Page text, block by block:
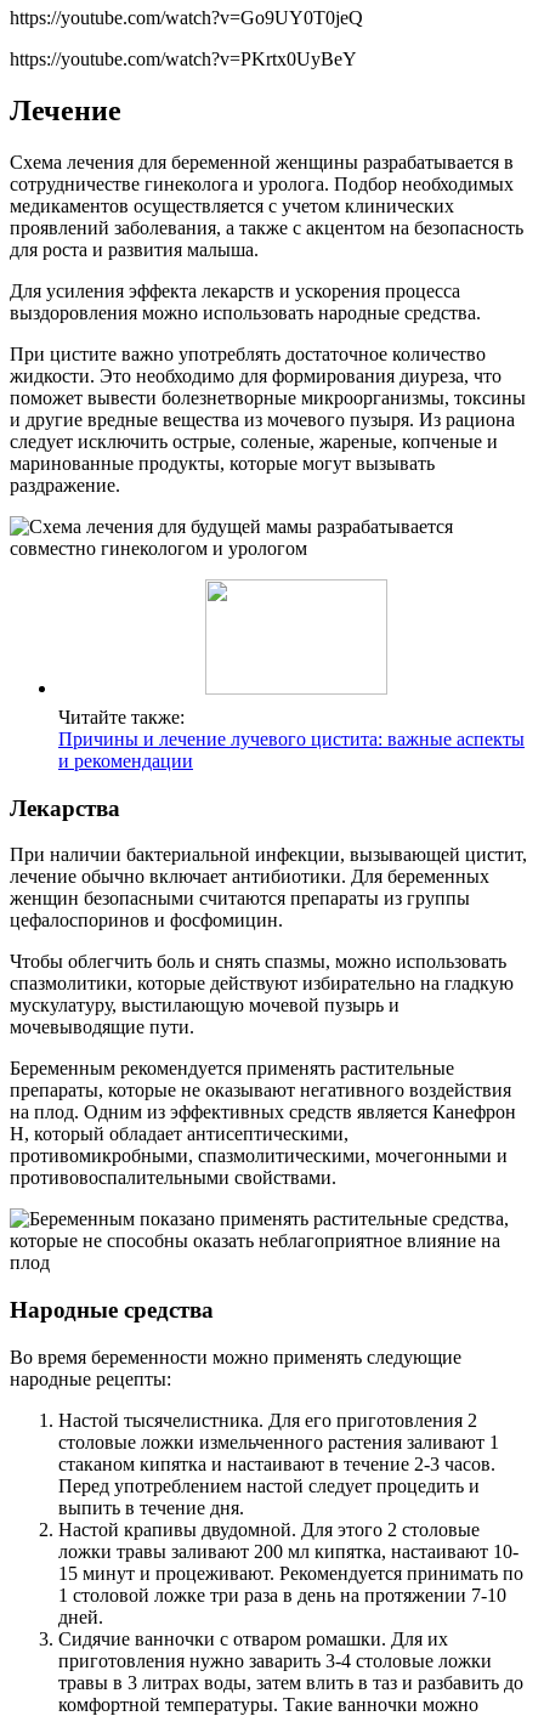
https://youtube.com/watch?v=Go9UY0T0jeQ
https://youtube.com/watch?v=PKrtx0UyBeY
Лечение
Схема лечения для беременной женщины разрабатывается в
сотрудничестве гинеколога и уролога. Подбор необходимых
медикаментов осуществляется с учетом клинических
проявлений заболевания, а также с акцентом на безопасность
для роста и развития малыша.
Для усиления эффекта лекарств и ускорения процесса
выздоровления можно использовать народные средства.
При цистите важно употреблять достаточное количество
жидкости. Это необходимо для формирования диуреза, что
поможет вывести болезнетворные микроорганизмы, токсины
и другие вредные вещества из мочевого пузыря. Из рациона
следует исключить острые, соленые, жареные, копченые и
маринованные продукты, которые могут вызывать
раздражение.
Читайте также:
Причины и лечение лучевого цистита: важные аспекты
и рекомендации
Лекарства
При наличии бактериальной инфекции, вызывающей цистит,
лечение обычно включает антибиотики. Для беременных
женщин безопасными считаются препараты из группы
цефалоспоринов и фосфомицин.
Чтобы облегчить боль и снять спазмы, можно использовать
спазмолитики, которые действуют избирательно на гладкую
мускулатуру, выстилающую мочевой пузырь и
мочевыводящие пути.
Беременным рекомендуется применять растительные
препараты, которые не оказывают негативного воздействия
на плод. Одним из эффективных средств является Канефрон
Н, который обладает антисептическими,
противомикробными, спазмолитическими, мочегонными и
противовоспалительными свойствами.
Народные средства
Во время беременности можно применять следующие
народные рецепты:
Настой тысячелистника. Для его приготовления 2
столовые ложки измельченного растения заливают 1
стаканом кипятка и настаивают в течение 2-3 часов.
Перед употреблением настой следует процедить и
выпить в течение дня.
Настой крапивы двудомной. Для этого 2 столовые
ложки травы заливают 200 мл кипятка, настаивают 10-
15 минут и процеживают. Рекомендуется принимать по
1 столовой ложке три раза в день на протяжении 7-10
дней.
Сидячие ванночки с отваром ромашки. Для их
приготовления нужно заварить 3-4 столовые ложки
травы в 3 литрах воды, затем влить в таз и разбавить до
комфортной температуры. Такие ванночки можно